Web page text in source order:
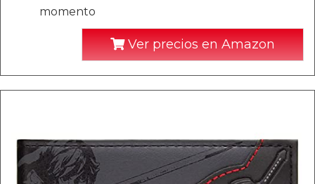
momento
Ver precios en Amazon